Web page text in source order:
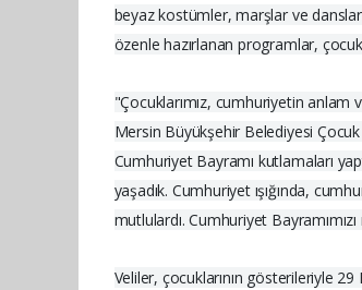
beyaz kostümler, marşlar ve
özenle hazırlanan programlar,
"Çocuklarımız, cumhuriyetin
Mersin Büyükşehir Belediyesi
Cumhuriyet Bayramı kutlamaları
yaşadık. Cumhuriyet ışığında,
mutlulardı. Cumhuriyet
Veliler, çocuklarının gösterileriyle 29